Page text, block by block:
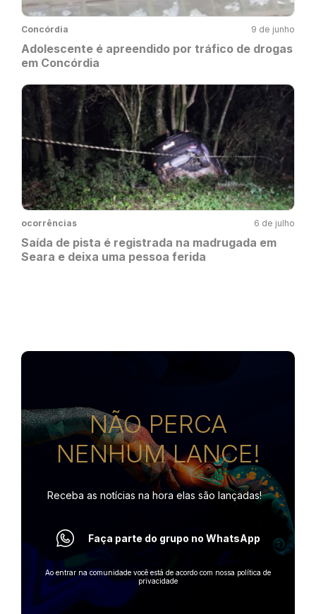
Concórdia 9 de junho
Adolescente é apreendido por tráfico de drogas
em Concórdia
ocorrências 6 de julho
Saída de pista é registrada na madrugada em
Seara e deixa uma pessoa ferida
NÃO PERCA
NENHUM LANCE!
Receba as notícias na hora elas são lançadas!
Faça parte do grupo no WhatsApp
Ao entrar na comunidade você está de acordo com nossa política de
privacidade